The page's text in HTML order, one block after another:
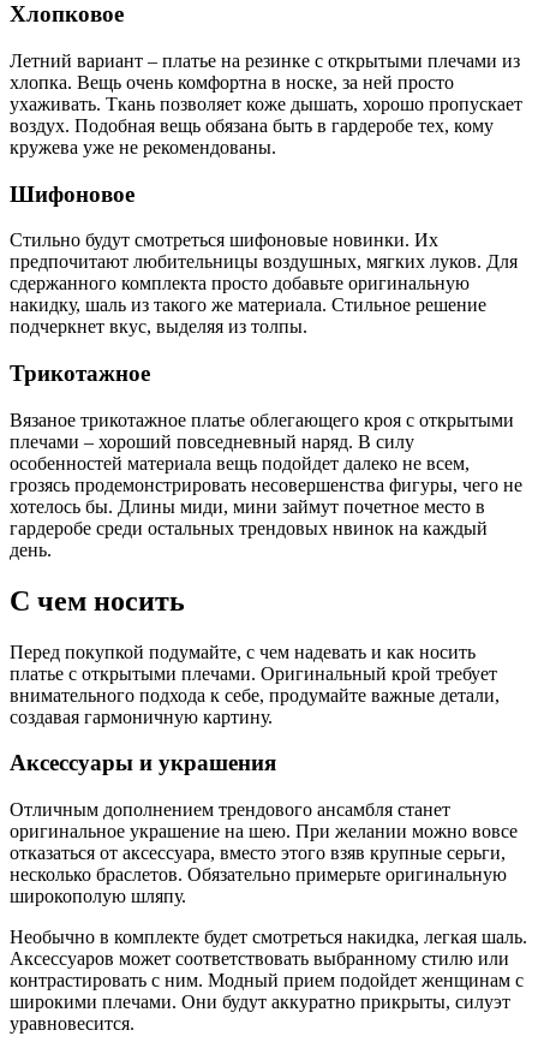
Хлопковое
Летний вариант – платье на резинке с открытыми плечами из
хлопка. Вещь очень комфортна в носке, за ней просто
ухаживать. Ткань позволяет коже дышать, хорошо пропускает
воздух. Подобная вещь обязана быть в гардеробе тех, кому
кружева уже не рекомендованы.
Шифоновое
Стильно будут смотреться шифоновые новинки. Их
предпочитают любительницы воздушных, мягких луков. Для
сдержанного комплекта просто добавьте оригинальную
накидку, шаль из такого же материала. Стильное решение
подчеркнет вкус, выделяя из толпы.
Трикотажное
Вязаное трикотажное платье облегающего кроя с открытыми
плечами – хороший повседневный наряд. В силу
особенностей материала вещь подойдет далеко не всем,
грозясь продемонстрировать несовершенства фигуры, чего не
хотелось бы. Длины миди, мини займут почетное место в
гардеробе среди остальных трендовых нвинок на каждый
день.
С чем носить
Перед покупкой подумайте, с чем надевать и как носить
платье с открытыми плечами. Оригинальный крой требует
внимательного подхода к себе, продумайте важные детали,
создавая гармоничную картину.
Аксессуары и украшения
Отличным дополнением трендового ансамбля станет
оригинальное украшение на шею. При желании можно вовсе
отказаться от аксессуара, вместо этого взяв крупные серьги,
несколько браслетов. Обязательно примерьте оригинальную
широкополую шляпу.
Необычно в комплекте будет смотреться накидка, легкая шаль.
Аксессуаров может соответствовать выбранному стилю или
контрастировать с ним. Модный прием подойдет женщинам с
широкими плечами. Они будут аккуратно прикрыты, силуэт
уравновесится.